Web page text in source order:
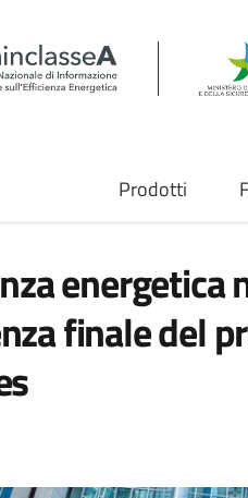
Prodotti
finale del